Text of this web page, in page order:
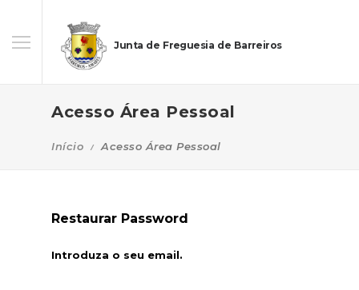
Junta de Freguesia de Barreiros
Acesso Área Pessoal
Início Acesso Área Pessoal
Restaurar Password
Introduza o seu email.